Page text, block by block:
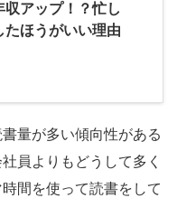
アップ！？忙し
たほうがいい理由
量が多い傾向性がある
員よりもどうして多く
間を使って読書をして